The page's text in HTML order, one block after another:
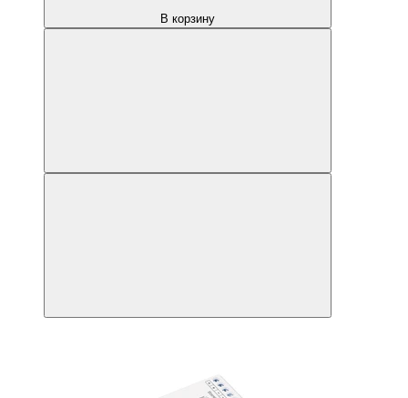
В корзину